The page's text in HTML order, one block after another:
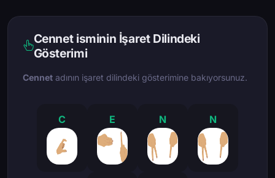
Cennet isminin İşaret Dilindeki
Gösterimi
Cennet adının işaret dilindeki gösterimine bakıyorsunuz.
C E N N